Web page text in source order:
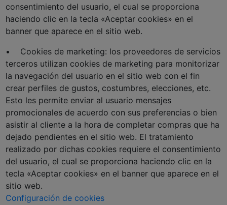
consentimiento del usuario, el cual se proporciona
haciendo clic en la tecla «Aceptar cookies» en el
banner que aparece en el sitio web.
• Cookies de marketing: los proveedores de servicios
terceros utilizan cookies de marketing para monitorizar
la navegación del usuario en el sitio web con el fin
crear perfiles de gustos, costumbres, elecciones, etc.
Esto les permite enviar al usuario mensajes
promocionales de acuerdo con sus preferencias o bien
asistir al cliente a la hora de completar compras que ha
dejado pendientes en el sitio web. El tratamiento
realizado por dichas cookies requiere el consentimiento
del usuario, el cual se proporciona haciendo clic en la
tecla «Aceptar cookies» en el banner que aparece en el
sitio web.
Configuración de cookies